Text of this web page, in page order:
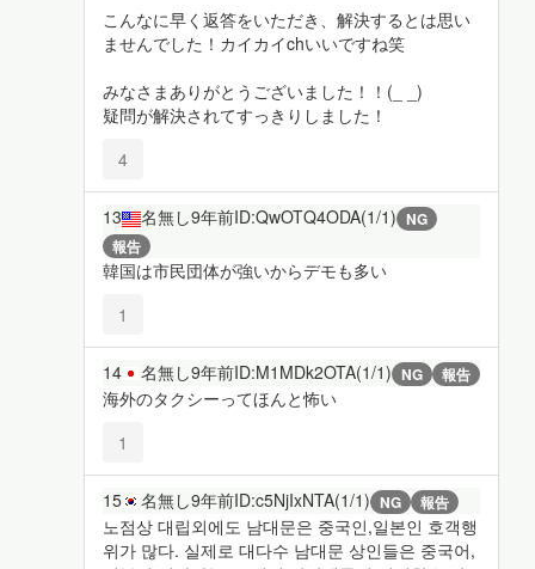
こんなに早く返答をいただき、解決するとは思い
ませんでした！カイカイchいいですね笑
みなさまありがとうございました！！(_ _)
疑問が解決されてすっきりしました！
4
13 名無し9年前ID:QwOTQ4ODA(1/1) NG
報告
韓国は市民団体が強いからデモも多い
1
14 名無し9年前ID:M1MDk2OTA(1/1) NG 報告
海外のタクシーってほんと怖い
1
15 名無し9年前ID:c5NjIxNTA(1/1) NG 報告
노점상 대립외에도 남대문은 중국인,일본인 호객행
위가 많다. 실제로 대다수 남대문 상인들은 중국어,